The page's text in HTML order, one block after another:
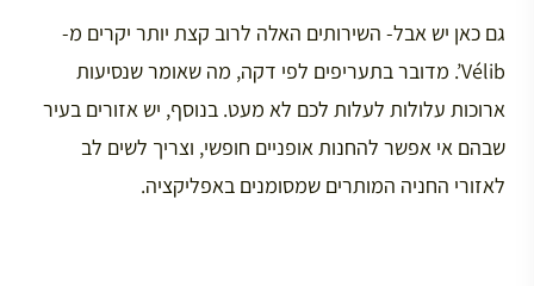
גם כאן יש אבל- השירותים האלה לרוב קצת יותר יקרים מ-
Vélib’. מדובר בתעריפים לפי דקה, מה שאומר שנסיעות
ארוכות עלולות לעלות לכם לא מעט. בנוסף, יש אזורים בעיר
שבהם אי אפשר להחנות אופניים חופשי, וצריך לשים לב
לאזורי החניה המותרים שמסומנים באפליקציה.